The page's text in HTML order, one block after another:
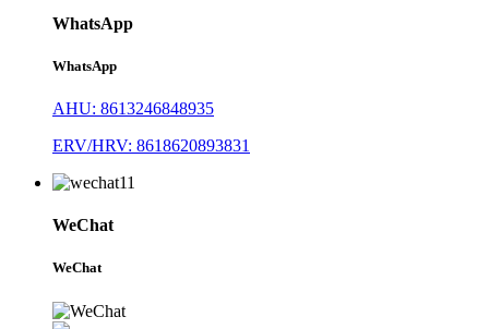
WhatsApp
WhatsApp
AHU: 8613246848935
ERV/HRV: 8618620893831
WeChat
WeChat